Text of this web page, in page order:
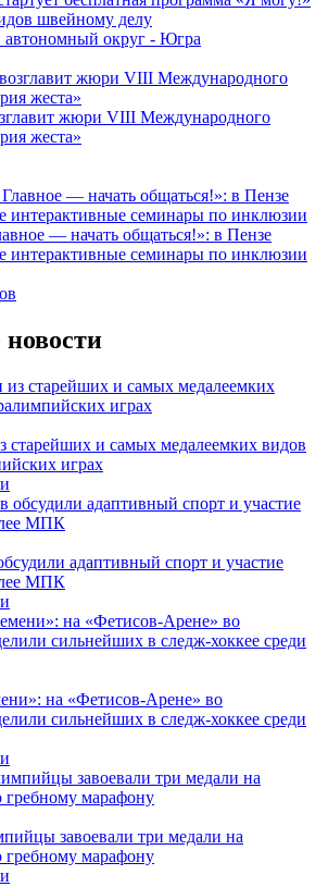
швейному делу
округ - Югра
жюри VIII Международного
жеста»
— начать общаться!»: в Пензе
интерактивные семинары по инклюзии
и самых медалеемких видов
играх
адаптивный спорт и участие
МПК
на «Фетисов-Арене» во
сильнейших в следж-хоккее среди
завоевали три медали на
гребному марафону